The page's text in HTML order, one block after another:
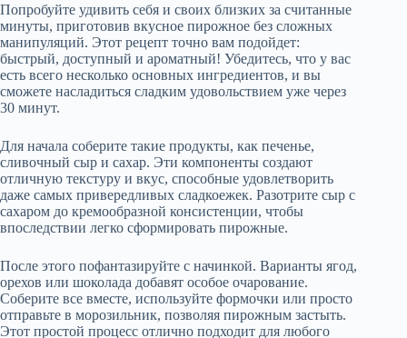
Попробуйте удивить себя и своих близких за считанные
минуты, приготовив вкусное пирожное без сложных
манипуляций. Этот рецепт точно вам подойдет:
быстрый, доступный и ароматный! Убедитесь, что у вас
есть всего несколько основных ингредиентов, и вы
сможете насладиться сладким удовольствием уже через
30 минут.
Для начала соберите такие продукты, как печенье,
сливочный сыр и сахар. Эти компоненты создают
отличную текстуру и вкус, способные удовлетворить
даже самых привередливых сладкоежек. Разотрите сыр с
сахаром до кремообразной консистенции, чтобы
впоследствии легко сформировать пирожные.
После этого пофантазируйте с начинкой. Варианты ягод,
орехов или шоколада добавят особое очарование.
Соберите все вместе, используйте формочки или просто
отправьте в морозильник, позволяя пирожным застыть.
Этот простой процесс отлично подходит для любого